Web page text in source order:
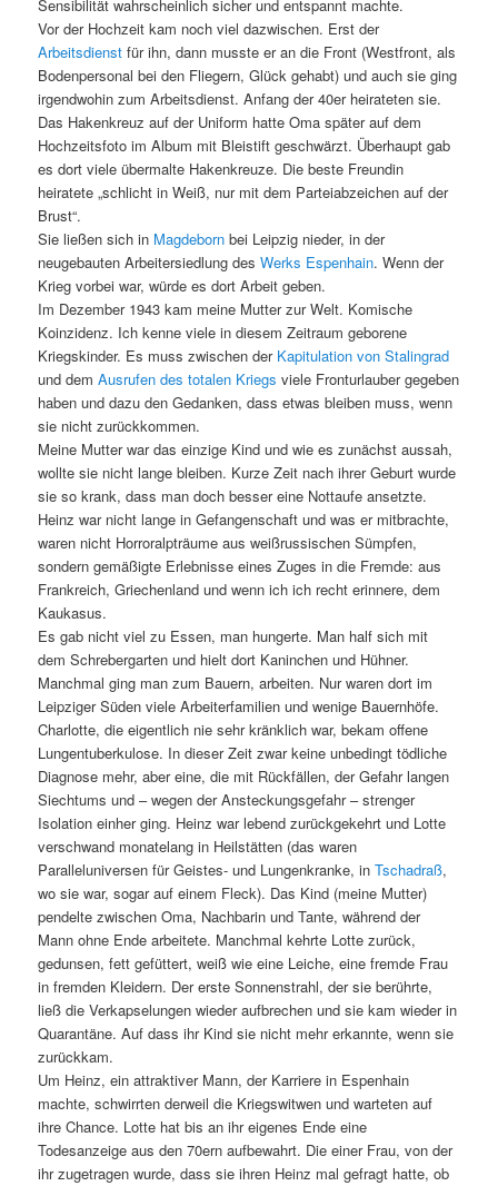
Sensibilität wahrscheinlich sicher und entspannt machte.
Vor der Hochzeit kam noch viel dazwischen. Erst der
Arbeitsdienst für ihn, dann musste er an die Front (Westfront, als
Bodenpersonal bei den Fliegern, Glück gehabt) und auch sie ging
irgendwohin zum Arbeitsdienst. Anfang der 40er heirateten sie.
Das Hakenkreuz auf der Uniform hatte Oma später auf dem
Hochzeitsfoto im Album mit Bleistift geschwärzt. Überhaupt gab
es dort viele übermalte Hakenkreuze. Die beste Freundin
heiratete „schlicht in Weiß, nur mit dem Parteiabzeichen auf der
Brust“.
Sie ließen sich in Magdeborn bei Leipzig nieder, in der
neugebauten Arbeitersiedlung desWerks Espenhain. Wenn der
Krieg vorbei war, würde es dort Arbeit geben.
Im Dezember 1943 kam meine Mutter zur Welt. Komische
Koinzidenz. Ich kenne viele in diesem Zeitraum geborene
Kriegskinder. Es muss zwischen der Kapitulation von Stalingrad
und demAusrufen des totalen Kriegs viele Fronturlauber gegeben
haben und dazu den Gedanken, dass etwas bleiben muss, wenn
sie nicht zurückkommen.
Meine Mutter war das einzige Kind und wie es zunächst aussah,
wollte sie nicht lange bleiben. Kurze Zeit nach ihrer Geburt wurde
sie so krank, dass man doch besser eine Nottaufe ansetzte.
Heinz war nicht lange in Gefangenschaft und was er mitbrachte,
waren nicht Horroralpträume aus weißrussischen Sümpfen,
sondern gemäßigte Erlebnisse eines Zuges in die Fremde: aus
Frankreich, Griechenland und wenn ich ich recht erinnere, dem
Kaukasus.
Es gab nicht viel zu Essen, man hungerte. Man half sich mit
dem Schrebergarten und hielt dort Kaninchen und Hühner.
Manchmal ging man zum Bauern, arbeiten. Nur waren dort im
Leipziger Süden viele Arbeiterfamilien und wenige Bauernhöfe.
Charlotte, die eigentlich nie sehr kränklich war, bekam offene
Lungentuberkulose. In dieser Zeit zwar keine unbedingt tödliche
Diagnose mehr, aber eine, die mit Rückfällen, der Gefahr langen
Siechtums und – wegen der Ansteckungsgefahr – strenger
Isolation einher ging. Heinz war lebend zurückgekehrt und Lotte
verschwand monatelang in Heilstätten (das waren
Paralleluniversen für Geistes- und Lungenkranke, inTschadraß,
wo sie war, sogar auf einem Fleck). Das Kind (meine Mutter)
pendelte zwischen Oma, Nachbarin und Tante, während der
Mann ohne Ende arbeitete. Manchmal kehrte Lotte zurück,
gedunsen, fett gefüttert, weiß wie eine Leiche, eine fremde Frau
in fremden Kleidern. Der erste Sonnenstrahl, der sie berührte,
ließ die Verkapselungen wieder aufbrechen und sie kam wieder in
Quarantäne. Auf dass ihr Kind sie nicht mehr erkannte, wenn sie
zurückkam.
Um Heinz, ein attraktiver Mann, der Karriere in Espenhain
machte, schwirrten derweil die Kriegswitwen und warteten auf
ihre Chance. Lotte hat bis an ihr eigenes Ende eine
Todesanzeige aus den 70ern aufbewahrt. Die einer Frau, von der
ihr zugetragen wurde, dass sie ihren Heinz mal gefragt hatte, ob